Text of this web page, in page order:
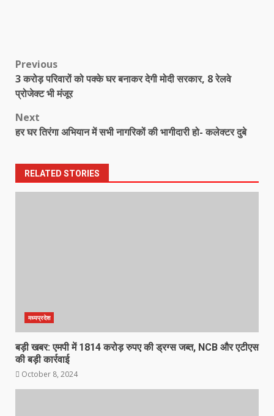
Post
navigation
Previous
3 करोड़ परिवारों को पक्के घर बनाकर देगी मोदी सरकार, 8 रेलवे
प्रोजेक्ट भी मंजूर
Next
हर घर तिरंगा अभियान में सभी नागरिकों की भागीदारी हो- कलेक्टर दुबे
RELATED STORIES
मध्यप्रदेश
बड़ी खबर: एमपी में 1814 करोड़ रुपए की ड्रग्स जब्त, NCB और एटीएस
की बड़ी कार्रवाई
October 8, 2024